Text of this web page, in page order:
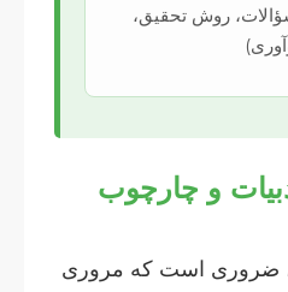
روش تحقیق،
و چارچوب
ضروری است که مروری